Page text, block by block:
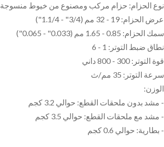
نوع الحزام: حزام مركب ومصنوع من خيوط منسوجة
عرض الحزام: 19 - 32 مم (3/4" - 1.1/4")
سمك الحزام: 0.85 - 1.65 مم (0.033" - 0.065")
نطاق ضبط التوتر: 1 - 6
قوة التوتر: 300 - 800 داني
سرعة التوتر: 35 مم/ث
الوزن:
- مشد بدون ملحقات القطع: حوالي 3.2 كجم
- مشد مع ملحقات القطع: حوالي 3.5 كجم
- بطارية: حوالي 0.6 كجم